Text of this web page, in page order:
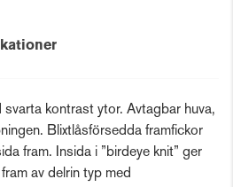
svarta kontrast ytor. Avtagbar huva,
Blixtlåsförsedda framfickor
fram. Insida i ”birdeye knit” ger
av delrin typ med